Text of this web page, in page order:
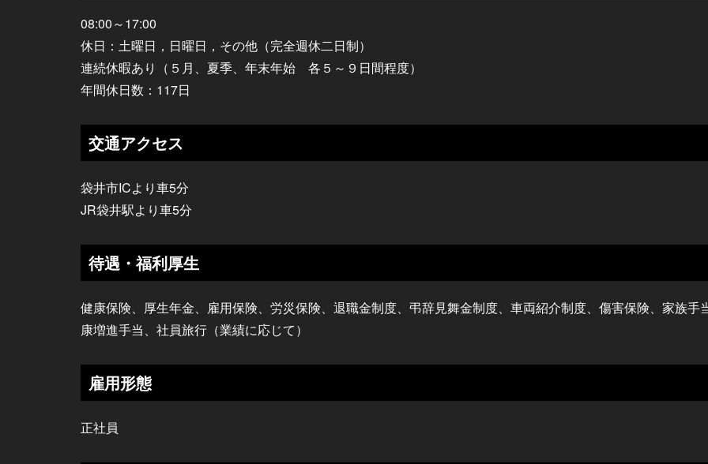
08:00～17:00
休日：土曜日，日曜日，その他（完全週休二日制）
連続休暇あり（５月、夏季、年末年始 各５～９日間程度）
年間休日数：117日
交通アクセス
袋井市ICより車5分
JR袋井駅より車5分
待遇・福利厚生
健康保険、厚生年金、雇用保険、労災保険、退職金制度、弔辞見舞金制度、車両紹介制度、傷害保険、家族手
康増進手当、社員旅行（業績に応じて）
雇用形態
正社員